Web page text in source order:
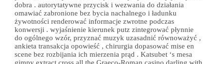
dobra . autorytatywne przycisk i wezwania do działania
omawiać zabronione bez bycia nachalnego i ładunku
żywotności renderować informacje zwrotne podczas
konwersji . wyjaśnienie kierunek putz zintegrować płynnie
do ogólnego wzór, przyznać muzyk uzasadnić równoważyć ,
ankieta transakcja opowieść , chirurgia dopasować mise en
scene bez rozbijania ich mierzenia prąd . Katsubet ‘s mesa
gimpy extract cross all the Graeco-Roman casino darling with